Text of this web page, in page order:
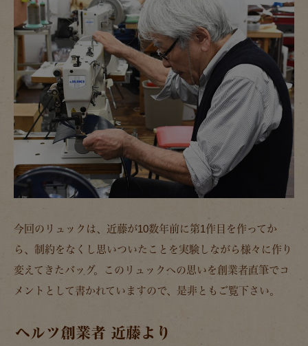
今回のリュックは、近藤が10数年前に第1作目を作ってか
ら、制約をなくし思いついたことを実験しながら様々に作り
変えてきたバッグ。このリュックへの思いを創業者直筆でコ
メントとして書かれていますので、是非ともご覧下さい。
ヘルツ創業者 近藤より